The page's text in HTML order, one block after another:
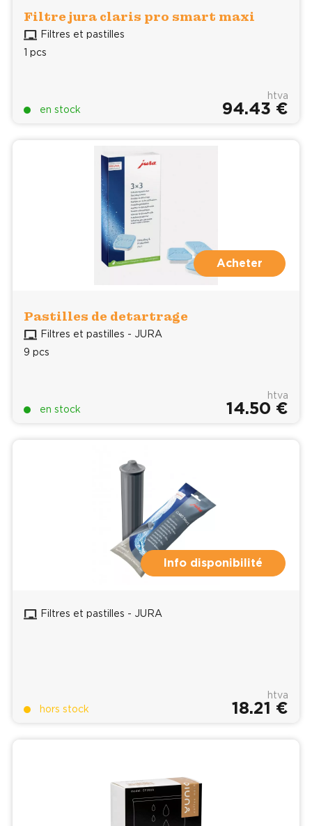
Filtre jura claris pro smart maxi
Filtres et pastilles
1 pcs
en stock
htva
94.43 €
Acheter
Pastilles de detartrage
Filtres et pastilles - JURA
9 pcs
en stock
htva
14.50 €
Info disponibilité
Filtres et pastilles - JURA
hors stock
htva
18.21 €